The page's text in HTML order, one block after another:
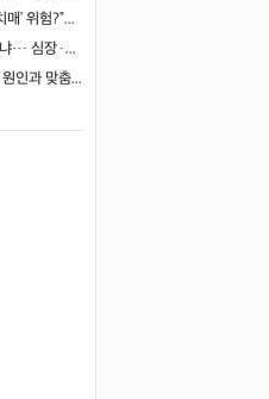
“하루 8시간 30분 이상 자면 ‘치매’ 위험?”… 혈액 속 알츠하이머 단백질 늘었다
당뇨병, 혈당만 잡는다고 끝 아냐… 심장·신장·발 건강 관리까지 챙겨야
화장해도 티 나는 모공, 넓어진 원인과 맞춤 치료법